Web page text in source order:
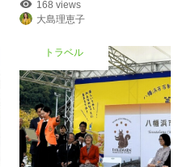
168 views
大島理恵子
トラベル